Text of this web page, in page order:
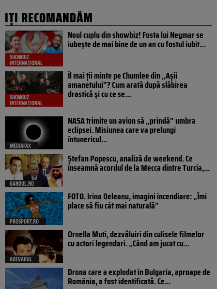
IȚI RECOMANDĂM
SHOWBIZ
INTERNAȚIONAL
Noul cuplu din showbiz! Fosta lui Neymar se
iubește de mai bine de un an cu fostul iubit…
SHOWBIZ
INTERNAȚIONAL
Îl mai ții minte pe Chumlee din „Așii
amanetului”? Cum arată după slăbirea
drastică și cu ce se…
MEDIAFAX
NASA trimite un avion să „prindă” umbra
eclipsei. Misiunea care va prelungi
întunericul...
GANDUL.RO
Ștefan Popescu, analiză de weekend. Ce
înseamnă acordul de la Mecca dintre Turcia,...
PROSPORT.RO
FOTO. Irina Deleanu, imagini incendiare: „Îmi
place să fiu cât mai naturală”
ADEVARUL
Ornella Muti, dezvăluiri din culisele filmelor
cu actori legendari. „Când am jucat cu...
Drona care a explodat în Bulgaria, aproape de
România, a fost identificată. Ce...